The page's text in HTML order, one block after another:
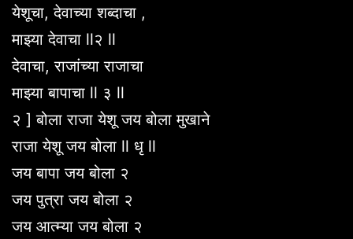
येशूचा, देवाच्या शब्दाचा ,
माझ्या देवाचा ll२ ll
देवाचा, राजांच्या राजाचा
माझ्या बापाचा ll ३ ll
२ ] बोला राजा येशू जय बोला मुखाने
राजा येशू जय बोला ll धृ ll
जय बापा जय बोला २
जय पुत्रा जय बोला २
जय आत्म्या जय बोला २